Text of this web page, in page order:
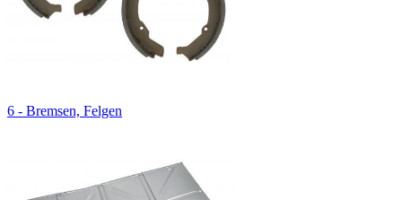
6 - Bremsen, Felgen